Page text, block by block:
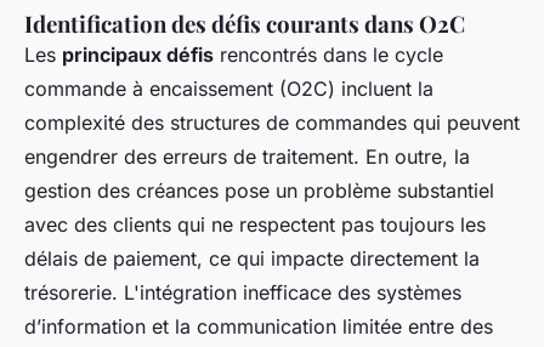
Identification des défis courants dans O2C
Les principaux défis rencontrés dans le cycle
commande à encaissement (O2C) incluent la
complexité des structures de commandes qui peuvent
engendrer des erreurs de traitement. En outre, la
gestion des créances pose un problème substantiel
avec des clients qui ne respectent pas toujours les
délais de paiement, ce qui impacte directement la
trésorerie. L'intégration inefficace des systèmes
d’information et la communication limitée entre des